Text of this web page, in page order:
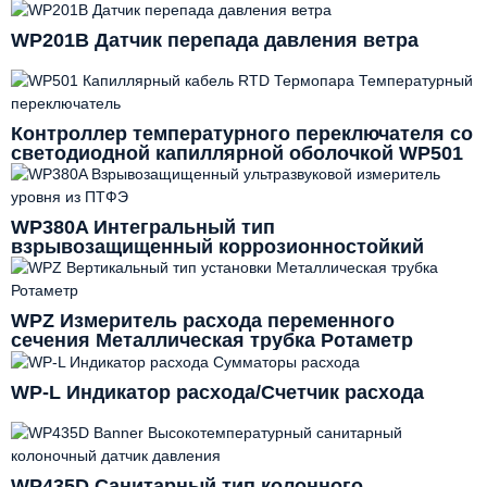
WP201B Датчик перепада давления ветра
Контроллер температурного переключателя со
светодиодной капиллярной оболочкой WP501
WP380A Интегральный тип
взрывозащищенный коррозионностойкий
PTFE ультразвуковой измеритель уровня
WPZ Измеритель расхода переменного
сечения Металлическая трубка Ротаметр
WP-L Индикатор расхода/Счетчик расхода